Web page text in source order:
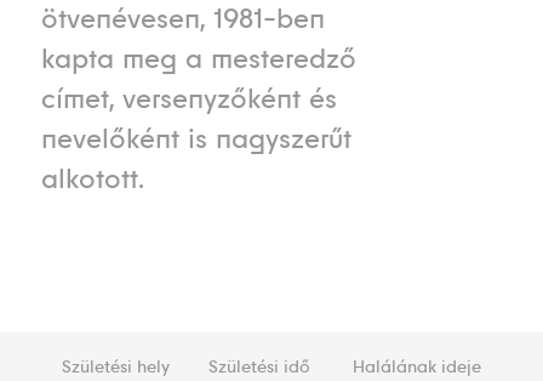
ötvenévesen, 1981-ben
kapta meg a mesteredző
címet, versenyzőként és
nevelőként is nagyszerűt
alkotott.
Születési hely
Születési idő
Halálának ideje